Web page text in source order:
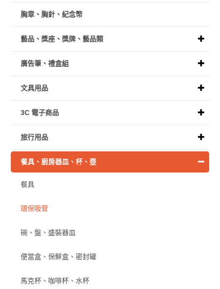
胸章、胸針、紀念幣
藝品、獎座、獎牌、藝品類
廣告筆、禮盒組
文具用品
3C 電子商品
旅行用品
餐具、廚房器皿、杯、壺
餐具
環保吸管
碗、盤、盛裝器皿
便當盒、保鮮盒、密封罐
馬克杯、咖啡杯、水杯